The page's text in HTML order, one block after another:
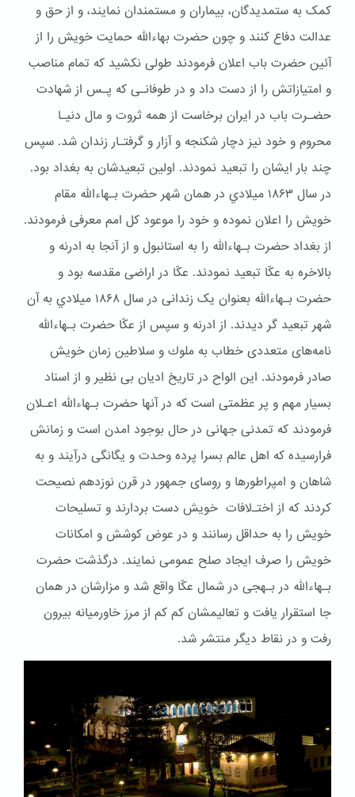
کمک به ستمدیدگان، بیماران و مستمندان نمایند، و از حق و
عدالت دفاع کنند و چون حضرت بهاءالله حمایت خویش را از
آئین حضرت باب اعلان فرمودند طولی نکشید که تمام مناصب
و امتیازاتش را از دست داد و در طوفانـی که پـس از شهادت
حضـرت باب در ایران برخاست از همه ثروت و مال دنیـا
محروم و خود نیز دچار شكنجه و آزار و گرفتـار زندان شد. سپس
چند بار ایشان را تبعید نمودند. اولین تبعیدشان به بغداد بود.
در سال ۱۸۶۳ ميلادي در همان شهر حضرت بـهاءالله مقام
خويش را اعلان نموده و خود را موعود کل امم معرفی فرمودند.
از بغداد حضرت بـهاءالله را به استانبول و از آنجا به ادرنه و
بالاخره به عکّا تبعید نمودند. عکّا در اراضی مقدسه بود و
حضرت بـهاءالله بعنوان یک زندانی در سال ۱۸۶۸ ميلادي به آن
شهر تبعيد گر ديدند. از ادرنه و سپس از عکّا حضرت بـهاءالله
نامه‌های متعددی خطاب به ملوك و سلاطین زمان خویش
صادر فرمودند. این الواح در تاریخ ادیان بی نظیر و از اسناد
بسیار مهم و پر عظمتی است که در آنها حضرت بـهاءالله اعـلان
فرمودند که تمدنی جهانی در حال بوجود امدن است و زمانش
فرارسیده که اهل عالم بسرا پرده وحدت و یگانگی درآیند و به
شاهان و امپراطورها و روسای جمهور در قرن نوزدهم نصیحت
کردند که از اختـﻻفات خویش دست بردارند و تسلیحات
خویش را به حداقل رسانند و در عوض کوشش و امکانات
خویش را صرف ایجاد صلح عمومی نمایند. درگذشت حضرت
بـهاءالله در بـهجی در شمال عکّا واقع شد و مزارشان در همان
جا استقرار یافت و تعالیمشان کم کم از مرز خاورمیانه بیرون
رفت و در نقاط دیگر منتشر شد.